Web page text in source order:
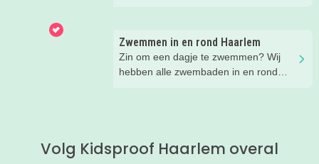
leuke testjes, ongeloofwaardige
wiskunde, waterspeeltuin,
zomerworkshops en nog veel meer bij
Zwemmen in en rond Haarlem
Zin om een dagje te zwemmen? Wij
hebben alle zwembaden in en rond
Volg Kidsproof Haarlem overal